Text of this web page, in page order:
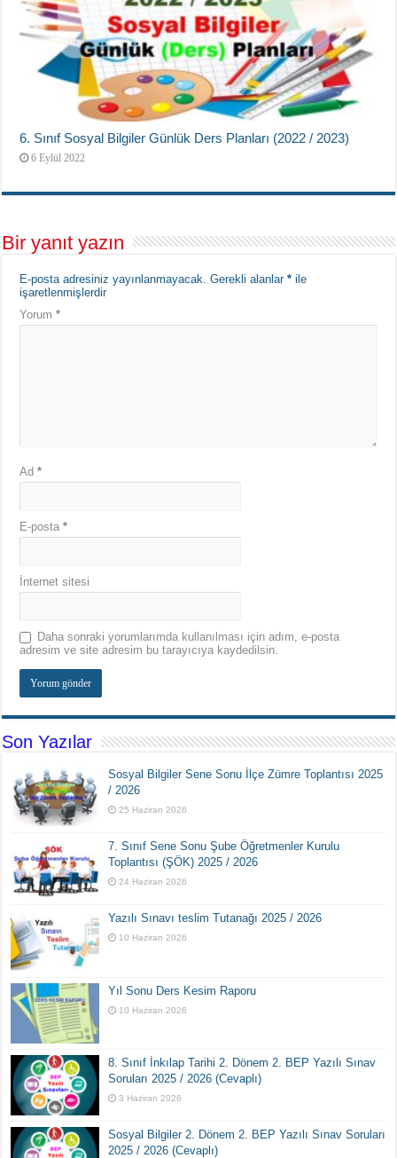
6. Sınıf Sosyal Bilgiler Günlük Ders Planları (2022 / 2023)
6 Eylül 2022
Bir yanıt yazın
E-posta adresiniz yayınlanmayacak. Gerekli alanlar* ile
işaretlenmişlerdir
Yorum*
Ad*
E-posta*
İnternet sitesi
Daha sonraki yorumlarımda kullanılması için adım, e-posta
adresim ve site adresim bu tarayıcıya kaydedilsin.
Son Yazılar
Sosyal Bilgiler Sene Sonu İlçe Zümre Toplantısı 2025
/ 2026
25 Haziran 2026
7. Sınıf Sene Sonu Şube Öğretmenler Kurulu
Toplantısı (ŞÖK) 2025 / 2026
24 Haziran 2026
Yazılı Sınavı teslim Tutanağı 2025 / 2026
10 Haziran 2026
Yıl Sonu Ders Kesim Raporu
10 Haziran 2026
8. Sınıf İnkılap Tarihi 2. Dönem 2. BEP Yazılı Sınav
Soruları 2025 / 2026 (Cevaplı)
3 Haziran 2026
Sosyal Bilgiler 2. Dönem 2. BEP Yazılı Sınav Soruları
2025 / 2026 (Cevaplı)